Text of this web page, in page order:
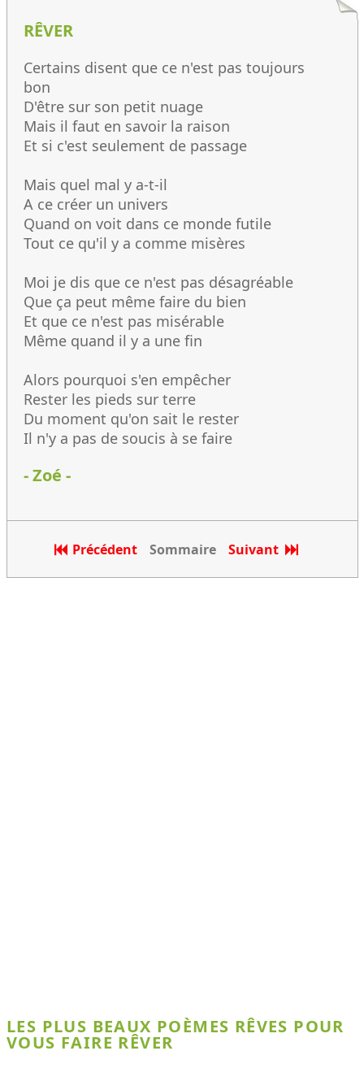
RÊVER
Certains disent que ce n'est pas toujours
bon
D'être sur son petit nuage
Mais il faut en savoir la raison
Et si c'est seulement de passage
Mais quel mal y a-t-il
A ce créer un univers
Quand on voit dans ce monde futile
Tout ce qu'il y a comme misères
Moi je dis que ce n'est pas désagréable
Que ça peut même faire du bien
Et que ce n'est pas misérable
Même quand il y a une fin
Alors pourquoi s'en empêcher
Rester les pieds sur terre
Du moment qu'on sait le rester
Il n'y a pas de soucis à se faire
- Zoé -
Précédent Sommaire Suivant
LES PLUS BEAUX POÈMES RÊVES POUR
VOUS FAIRE RÊVER